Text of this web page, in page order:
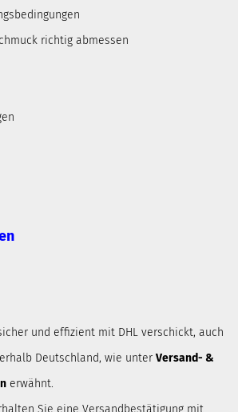
richtig abmessen
und effizient mit DHL verschickt, auch
Deutschland, wie unter Versand- &
erwähnt.
Sie eine Versandbestätigung mit